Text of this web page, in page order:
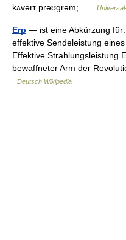
kʌvərɪ prəʊɡrəm; …
Erp — ist eine Abkürzung
effektive Sendeleistung
Effektive Strahlungsleistung
bewaffneter Arm der
Deutsch Wikipedia